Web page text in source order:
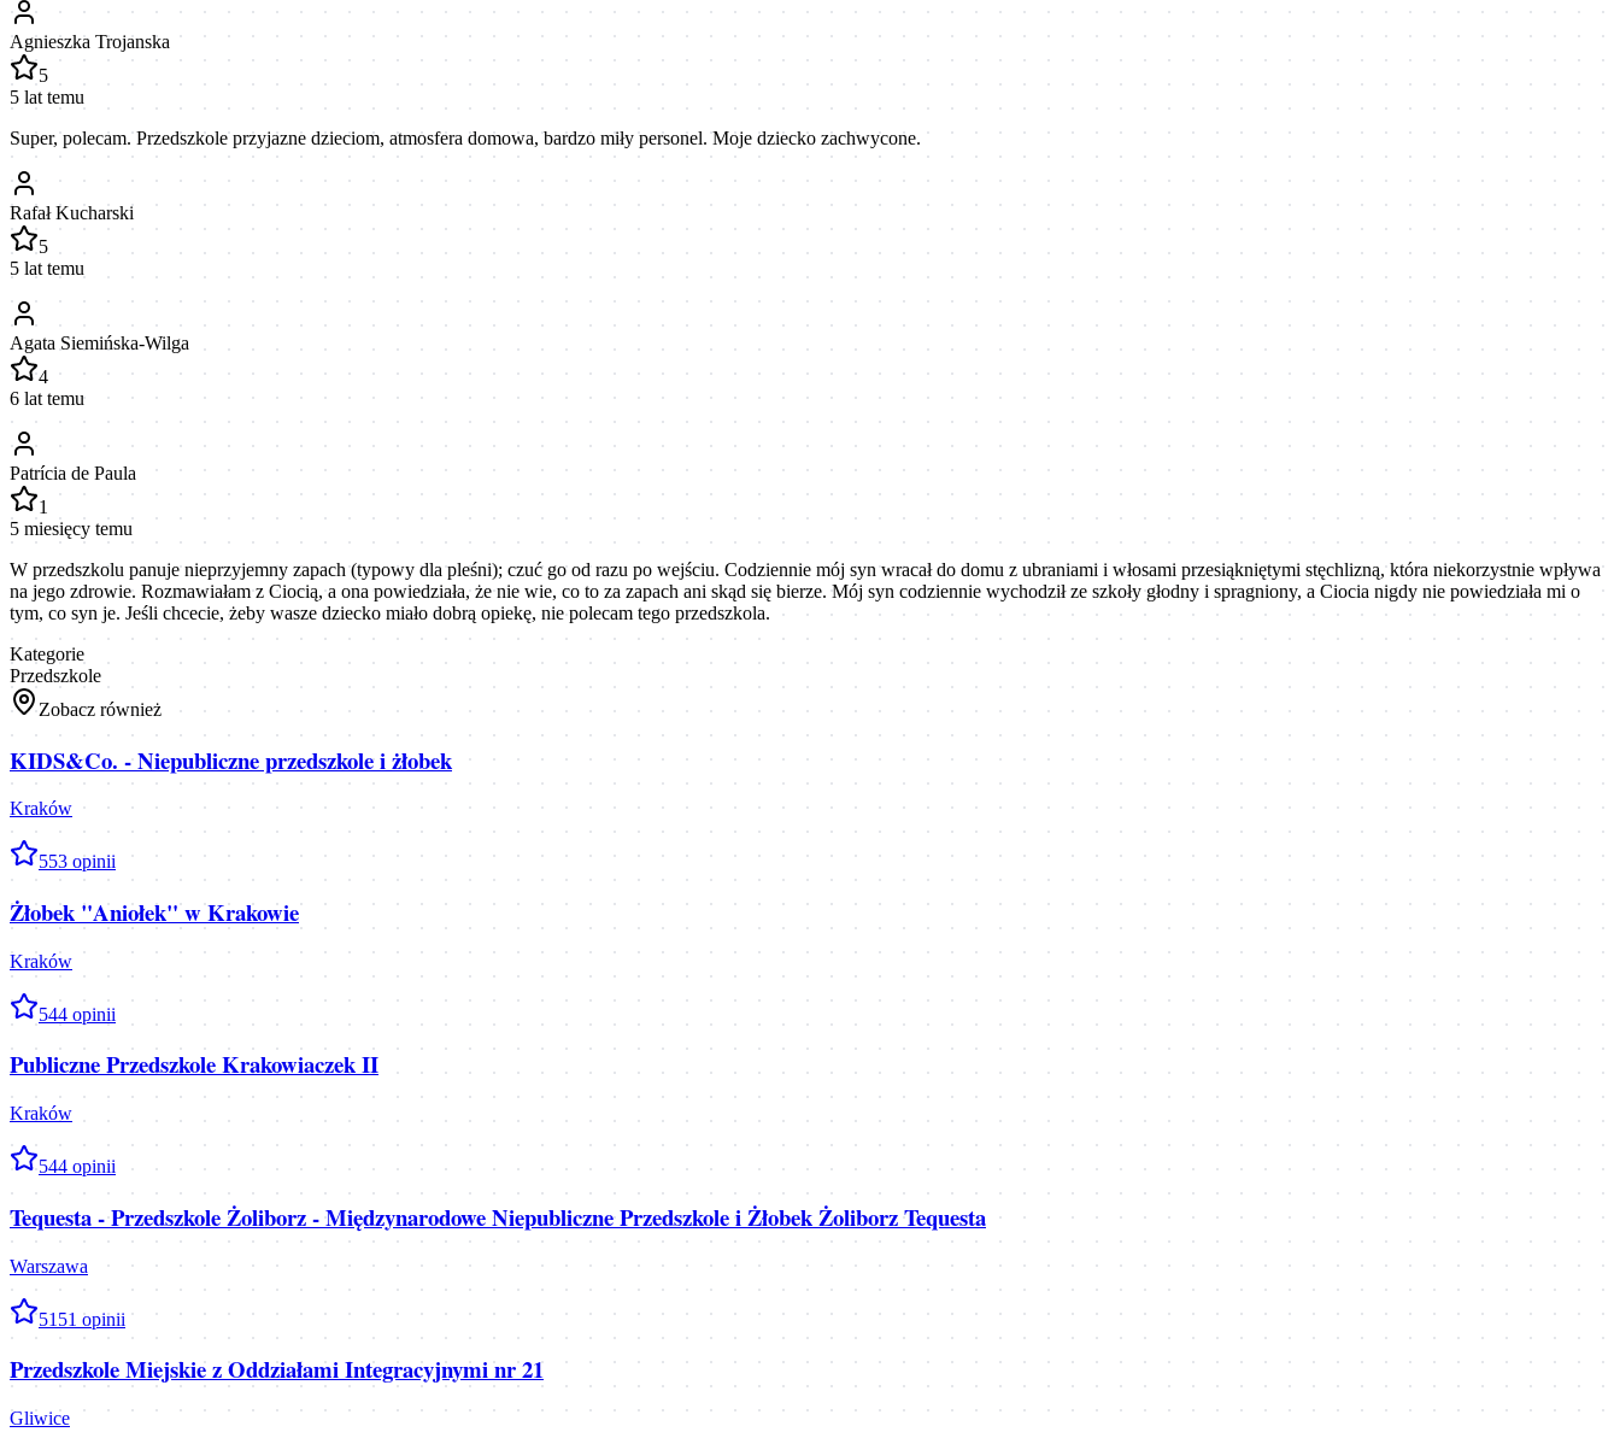
Agnieszka Trojanska
5
5 lat temu
Super, polecam. Przedszkole przyjazne dzieciom, atmosfera domowa, bardzo miły personel. Moje dziecko zachwycone.
Rafał Kucharski
5
5 lat temu
Agata Siemińska-Wilga
4
6 lat temu
Patrícia de Paula
1
5 miesięcy temu
W przedszkolu panuje nieprzyjemny zapach (typowy dla pleśni); czuć go od razu po wejściu. Codziennie mój syn wracał do domu z ubraniami i włosami przesiąkniętymi stęchlizną, która niekorzystnie wpływa
na jego zdrowie. Rozmawiałam z Ciocią, a ona powiedziała, że ​​nie wie, co to za zapach ani skąd się bierze. Mój syn codziennie wychodził ze szkoły głodny i spragniony, a Ciocia nigdy nie powiedziała mi o
tym, co syn je. Jeśli chcecie, żeby wasze dziecko miało dobrą opiekę, nie polecam tego przedszkola.
Kategorie
Przedszkole
Zobacz również
KIDS&Co. - Niepubliczne przedszkole i żłobek
Kraków
553 opinii
Żłobek "Aniołek" w Krakowie
Kraków
544 opinii
Publiczne Przedszkole Krakowiaczek II
Kraków
544 opinii
Tequesta - Przedszkole Żoliborz - Międzynarodowe Niepubliczne Przedszkole i Żłobek Żoliborz Tequesta
Warszawa
5151 opinii
Przedszkole Miejskie z Oddziałami Integracyjnymi nr 21
Gliwice